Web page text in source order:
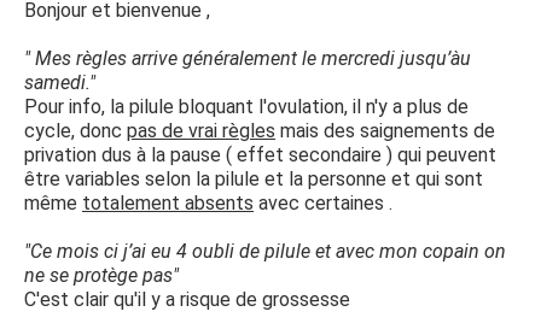
Bonjour et bienvenue ,
" Mes règles arrive généralement le mercredi jusqu’àu
samedi."
Pour info, la pilule bloquant l'ovulation, il n'y a plus de
cycle, donc pas de vrai règles mais des saignements de
privation dus à la pause ( effet secondaire ) qui peuvent
être variables selon la pilule et la personne et qui sont
même totalement absents avec certaines .
"Ce mois ci j’ai eu 4 oubli de pilule et avec mon copain on
ne se protège pas"
C'est clair qu'il y a risque de grossesse